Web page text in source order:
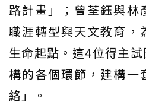
路計畫」；曾荃鈺與林
職涯轉型與天文教育，
生命起點。這4位得主
構的各個環節，建構一
絡」。